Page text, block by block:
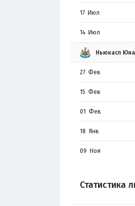
17 Июл
14 Июл
Ньюкасл
27 Фев
15 Фев
01 Фев
18 Янв
09 Ноя
Статистика